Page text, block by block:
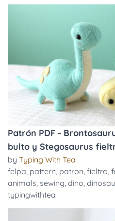
Patrón PDF -
bulto y Stegosaurus
by Typing With Tea
felpa, pattern, patron, fieltro,
animals, sewing, dino,
typingwithtea